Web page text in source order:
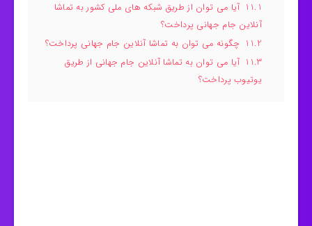
11.1 آیا می توان از طریق شبکه های ملی کشور به تماشا
آنلاین جام جهانی پرداخت؟
11.2 چگونه می توان به تماشا آنلاین جام جهانی پرداخت؟
11.3 آیا می توان به تماشا آنلاین جام جهانی از طریق
یوتیوب پرداخت؟